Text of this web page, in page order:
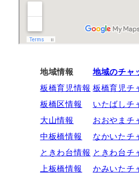
地域情報
地域のチャ
板橋育児情報 板橋育児チ
板橋区情報
いたばしチ
大山情報
おおやまチ
中板橋情報
なかいたチ
ときわ台情報 ときわ台チ
上板橋情報
かみいたチ